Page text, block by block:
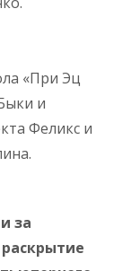
«При Эц
и
Феликс и
за